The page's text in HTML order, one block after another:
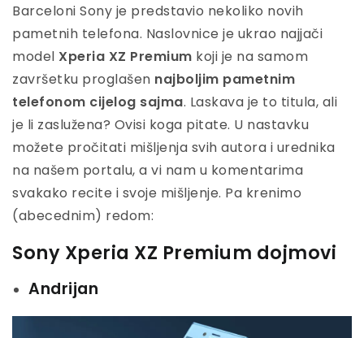
Barceloni Sony je predstavio nekoliko novih
pametnih telefona. Naslovnice je ukrao najjači
model Xperia XZ Premium koji je na samom
završetku proglašen najboljim pametnim
telefonom cijelog sajma. Laskava je to titula, ali
je li zaslužena? Ovisi koga pitate. U nastavku
možete pročitati mišljenja svih autora i urednika
na našem portalu, a vi nam u komentarima
svakako recite i svoje mišljenje. Pa krenimo
(abecednim) redom:
Sony Xperia XZ Premium dojmovi
Andrijan